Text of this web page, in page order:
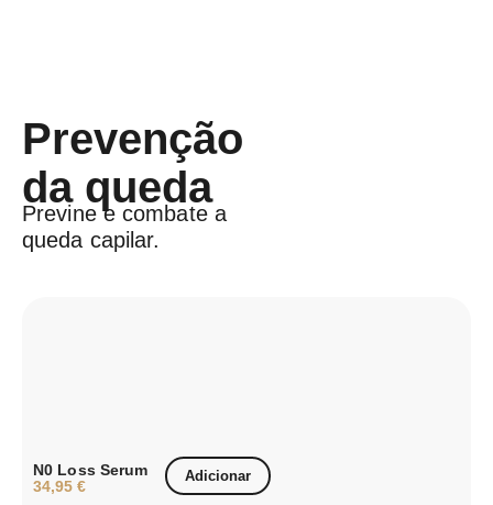
Prevenção
da queda
Previne e combate a
queda capilar. ​
N0 Loss Serum
34,95 €
Adicionar